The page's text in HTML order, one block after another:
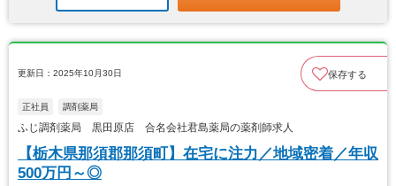
更新日：2025年10月30日 保存する
正社員 調剤薬局
ふじ調剤薬局 黒田原店 合名会社君島薬局の薬剤師求人
【栃木県那須郡那須町】在宅に注力／地域密着／年収
500万円～◎